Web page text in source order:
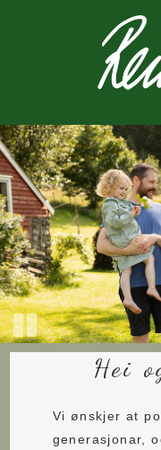
Hei
Vi ønskjer at
generasjonar,